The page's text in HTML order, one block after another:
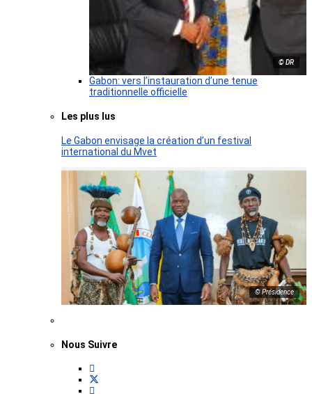
© DR
Gabon: vers l’instauration d’une tenue
traditionnelle officielle
Les plus lus
Le Gabon envisage la création d’un festival
international du Mvet
© Présidence
Nous Suivre